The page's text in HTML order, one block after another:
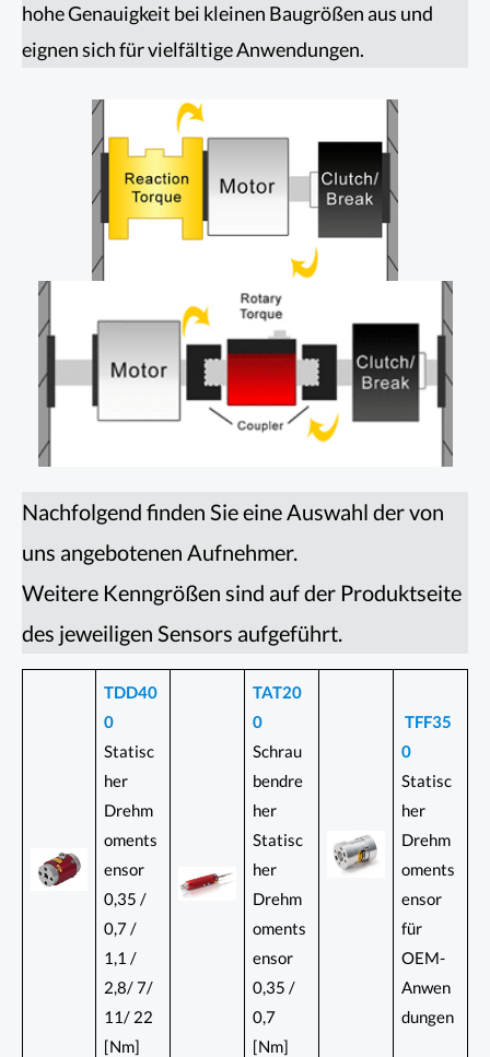
hohe Genauigkeit bei kleinen Baugrößen aus und
eignen sich für vielfältige Anwendungen.
Nachfolgend finden Sie eine Auswahl der von
uns angebotenen Aufnehmer.
Weitere Kenngrößen sind auf der Produktseite
des jeweiligen Sensors aufgeführt.
TDD40
0
Statisc
her
Drehm
oments
ensor
0,35 /
0,7 /
1,1 /
2,8/ 7/
11/ 22
[Nm]
TAT20
0
Schrau
bendre
her
Statisc
her
Drehm
oments
ensor
0,35 /
0,7
[Nm]
TFF35
0
Statisc
her
Drehm
oments
ensor
für
OEM-
Anwen
dungen